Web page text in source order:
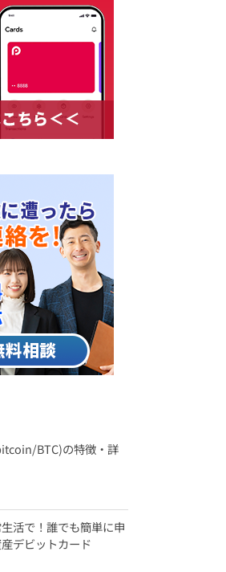
BTC)の特徴・詳
活で！誰でも簡単に申
デビットカード